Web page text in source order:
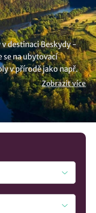
destinaci Beskydy -
se na ubytovací
v přírodě jako např.
také mateřské školky
jsou rekreační
pro uspořádní
Není to dost?
lokalitě Beskydy -
Zobrazit více